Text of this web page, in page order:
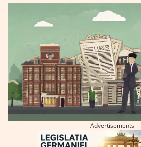
Advertisements